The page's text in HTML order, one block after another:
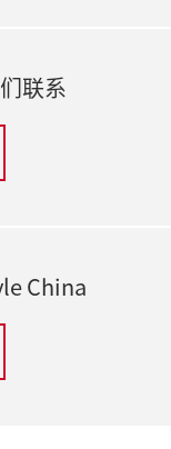
联系
China